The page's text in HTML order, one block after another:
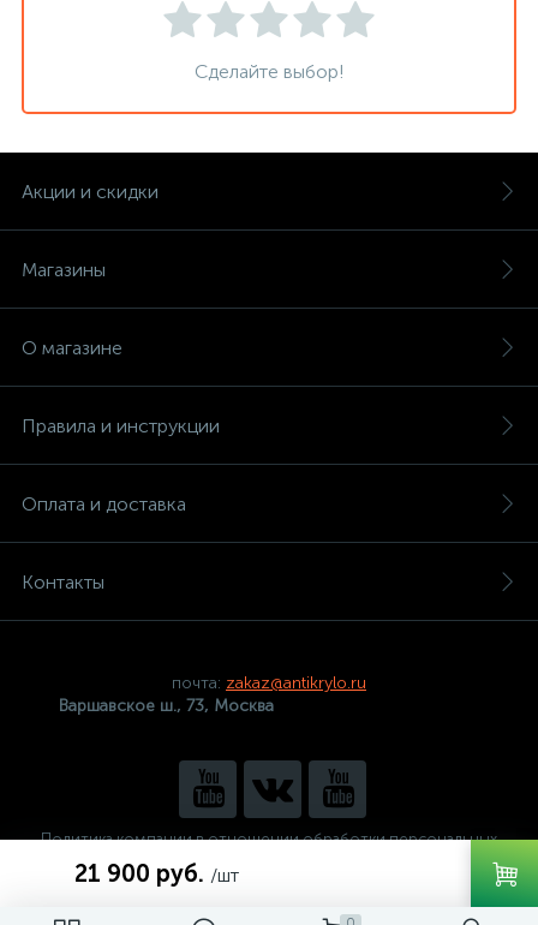
21 900 руб. /шт
Сделайте выбор!
Акции и скидки
Магазины
О магазине
Правила и инструкции
Оплата и доставка
Контакты
почта: zakaz@antikrylo.ru
Варшавское ш., 73, Москва
Политика компании в отношении обработки персональных